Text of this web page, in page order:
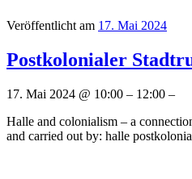
Veröffentlicht am 17. Mai 2024
Postkolonialer
17. Mai 2024 @ 10:00 – 12:00 –
Halle and colonialism – a
and carried out by: halle